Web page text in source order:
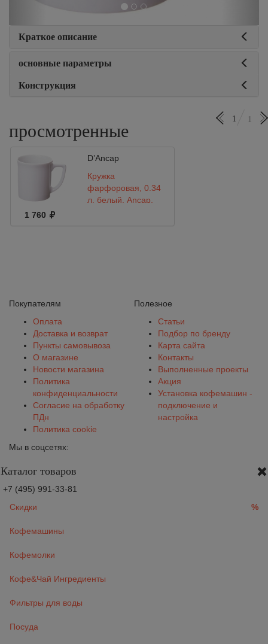
Краткое описание
основные параметры
Конструкция
просмотренные
1 1
D’Ancap
Кружка
фарфоровая, 0.34
л, белый, Ancap,
1 760
Покупателям
Оплата
Доставка и возврат
Пункты самовывоза
О магазине
Новости магазина
Политика
конфиденциальности
Согласие на обработку
ПДн
Политика cookie
Полезное
Статьи
Подбор по бренду
Карта сайта
Контакты
Выполненные проекты
Акция
Установка кофемашин -
подключение и
настройка
Мы в соцсетях:
Каталог товаров
+7 (495) 991-33-81
Скидки
%
Кофемашины
Кофемолки
Кофе&Чай Ингредиенты
Фильтры для воды
Посуда